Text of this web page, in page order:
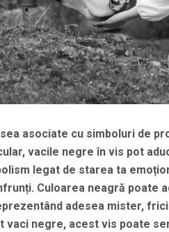
asociate cu simboluri de
vacile negre în vis pot
legat de starea ta
Culoarea neagră poate
adesea mister,
vaci negre, acest vis poate